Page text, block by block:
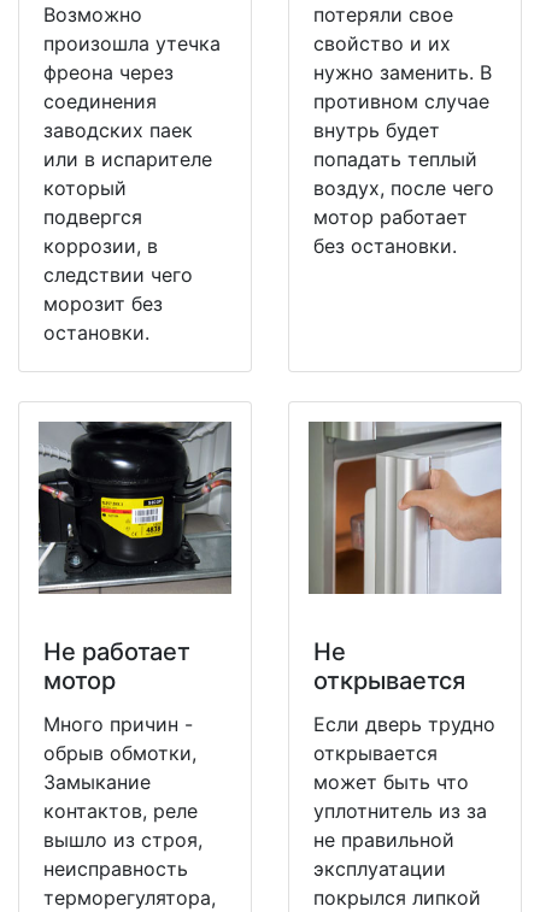
Возможно
произошла утечка
фреона через
соединения
заводских паек
или в испарителе
который
подвергся
коррозии, в
следствии чего
морозит без
остановки.
потеряли свое
свойство и их
нужно заменить. В
противном случае
внутрь будет
попадать теплый
воздух, после чего
мотор работает
без остановки.
Не работает
мотор
Много причин -
обрыв обмотки,
Замыкание
контактов, реле
вышло из строя,
неисправность
терморегулятора,
Не
открывается
Если дверь трудно
открывается
может быть что
уплотнитель из за
не правильной
эксплуатации
покрылся липкой